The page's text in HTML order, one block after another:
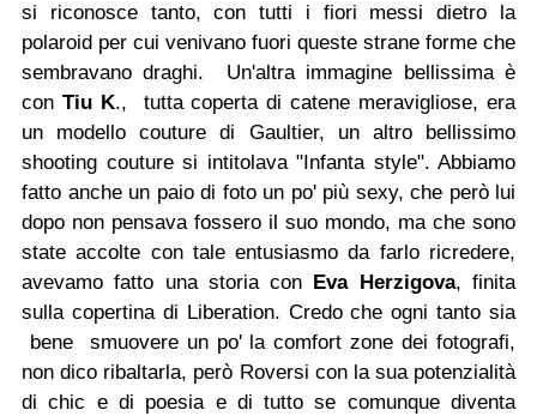
si riconosce tanto, con tutti i fiori messi dietro la
polaroid per cui venivano fuori queste strane forme che
sembravano draghi. Un'altra immagine bellissima è
con Tiu K., tutta coperta di catene meravigliose, era
un modello couture di Gaultier, un altro bellissimo
shooting couture si intitolava "Infanta style". Abbiamo
fatto anche un paio di foto un po' più sexy, che però lui
dopo non pensava fossero il suo mondo, ma che sono
state accolte con tale entusiasmo da farlo ricredere,
avevamo fatto una storia con
Eva Herzigova, finita
sulla copertina di Liberation. Credo che ogni tanto sia
bene smuovere un po' la comfort zone dei fotografi,
non dico ribaltarla, però Roversi con la sua potenzialità
di chic e di poesia e di tutto se comunque diventa